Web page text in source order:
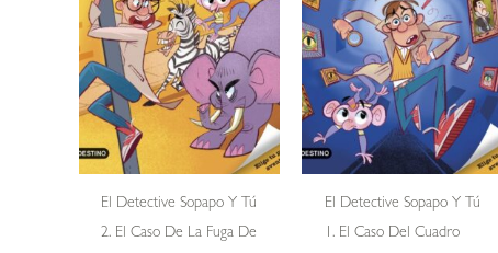
El Detective Sopapo Y Tú
2. El Caso De La Fuga De
El Detective Sopapo Y Tú
1. El Caso Del Cuadro